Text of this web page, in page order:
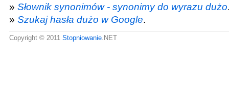
» Słownik synonimów - synonimy do wyrazu dużo
» Szukaj hasła dużo w Google.
Copyright © 2011 Stopniowanie.NET